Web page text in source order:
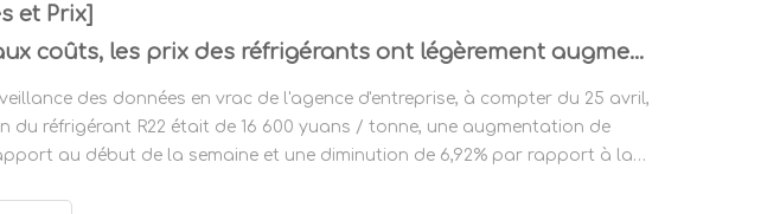
et Prix]
Soutien aux coûts, les prix des réfrigérants ont légèrement augmenté (date 4.18-4.24)
des données en vrac de l'agence d'entreprise, à compter du 25 avril,
du réfrigérant R22 était de 16 600 yuans / tonne, une augmentation de
au début de la semaine et une diminution de 6,92% par rapport à la